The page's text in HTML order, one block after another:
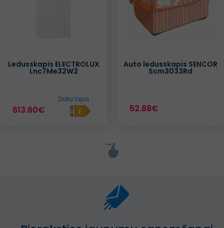
Ledusskapis ELECTROLUX
Lnc7Me32W2
613.60€ E
Datu lapa
Auto ledusskapis SENCOR
Scm3033Rd
52.88€